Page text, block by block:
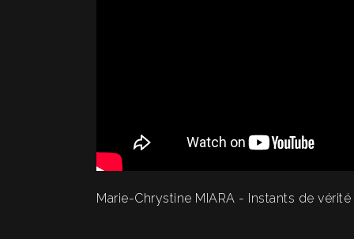
Marie-Chrystine MIARA - Instants de